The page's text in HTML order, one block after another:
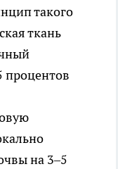
такого
ткань
процентов
на 3–5